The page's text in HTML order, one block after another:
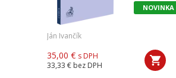
NOVINKA
Ján Ivančík
35,00 € s DPH
33,33 € bez DPH